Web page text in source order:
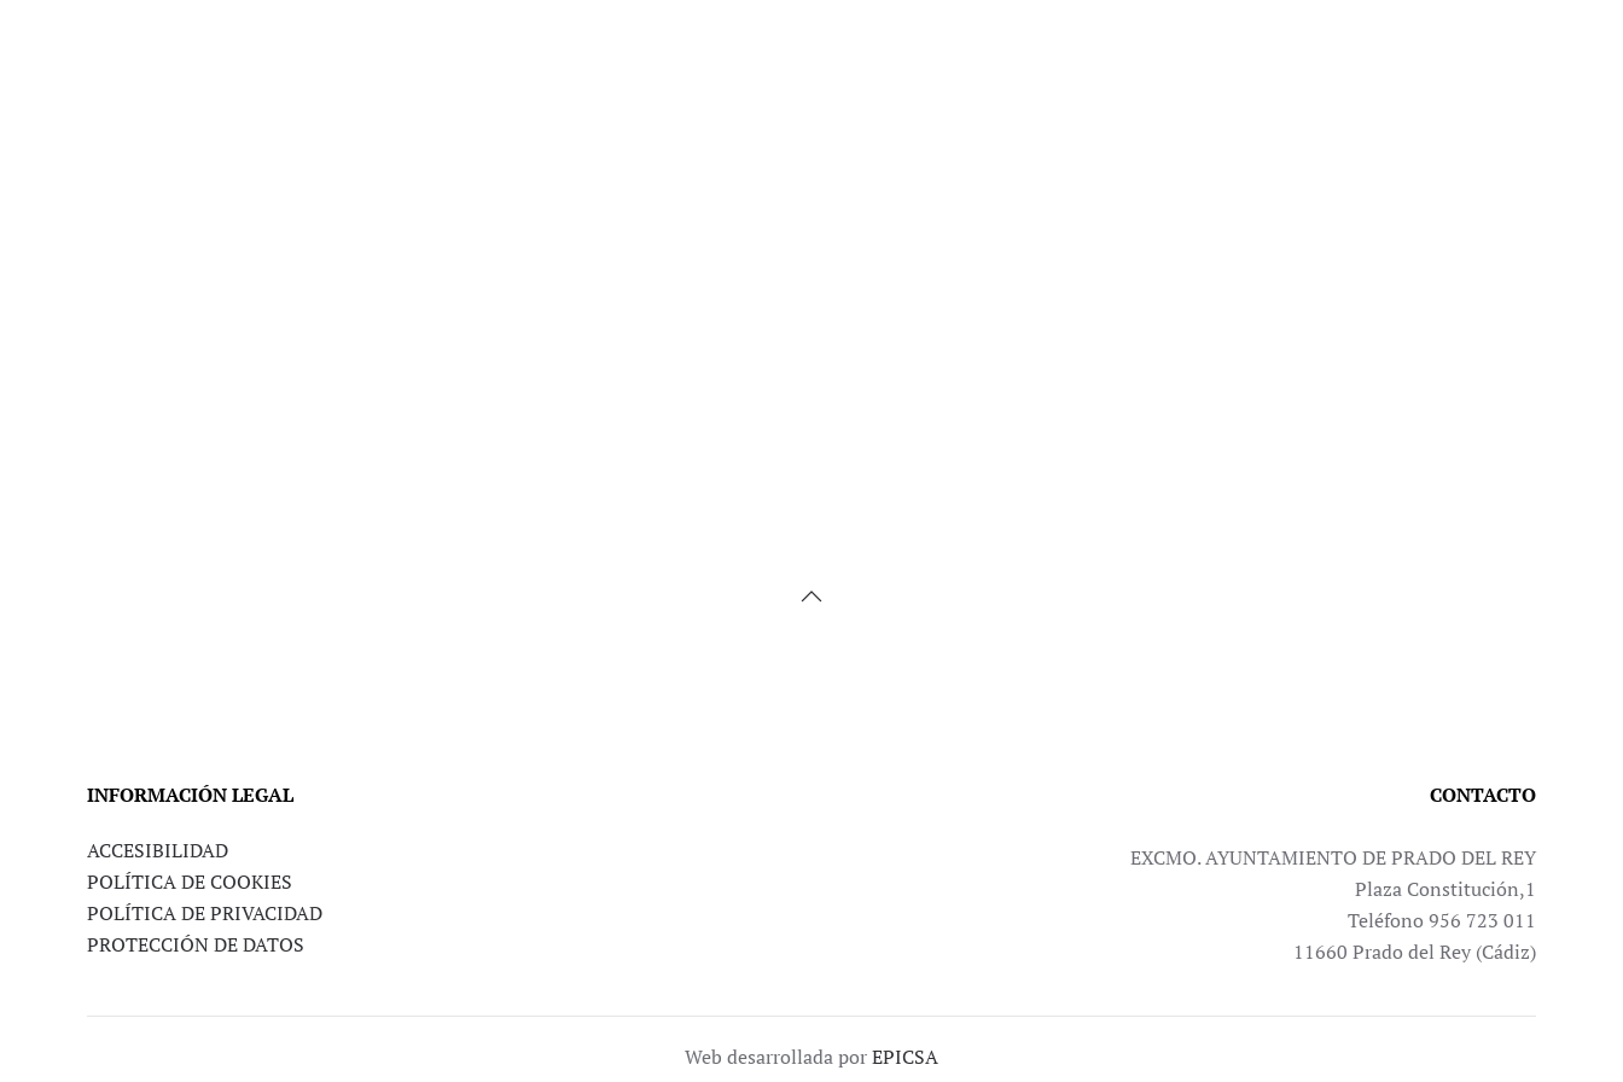
INFORMACIÓN LEGAL
ACCESIBILIDAD
POLÍTICA DE COOKIES
POLÍTICA DE PRIVACIDAD
PROTECCIÓN DE DATOS
CONTACTO
EXCMO. AYUNTAMIENTO DE PRADO DEL REY
Plaza Constitución,1
Teléfono 956 723 011
11660 Prado del Rey (Cádiz)
Web desarrollada porEPICSA